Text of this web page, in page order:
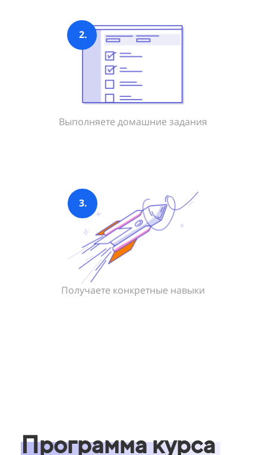
2.
Выполняете домашние задания
3.
Получаете конкретные навыки
Программа курса